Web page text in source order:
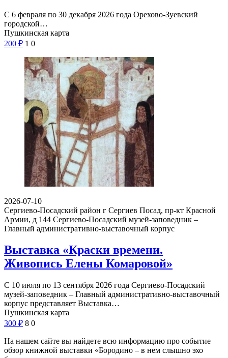
С 6 февраля по 30 декабря 2026 года Орехово-Зуевский
городской…
Пушкинская карта
200 ₽ 1 0
2026-07-10
Сергиево-Посадский район г Сергиев Посад, пр-кт Красной
Армии, д 144 Сергиево-Посадский музей-заповедник –
Главный административно-выставочный корпус
Выставка «Краски времени.
Живопись Елены Комаровой»
С 10 июля по 13 сентября 2026 года Сергиево-Посадский
музей-заповедник – Главный административно-выставочный
корпус представляет Выставка…
Пушкинская карта
300 ₽ 8 0
На нашем сайте вы найдете всю информацию про событие
обзор книжной выставки «Бородино – в нем слышно эхо